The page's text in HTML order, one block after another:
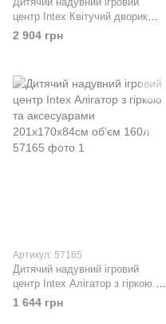
центр Intex Квітучий дворик
290х180х104 см з гіркою та
іграшками об'єм 450л 57154
2 904 грн
Артикул: 57165
Дитячий надувний ігровий
центр Intex Алігатор з гіркою та
аксесуарами 201х170х84см
об'єм 160л 57165
1 644 грн